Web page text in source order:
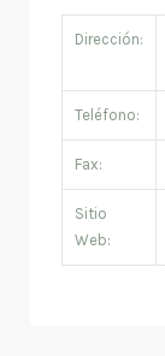
Dirección:
Teléfono:
Fax:
Sitio
Web: